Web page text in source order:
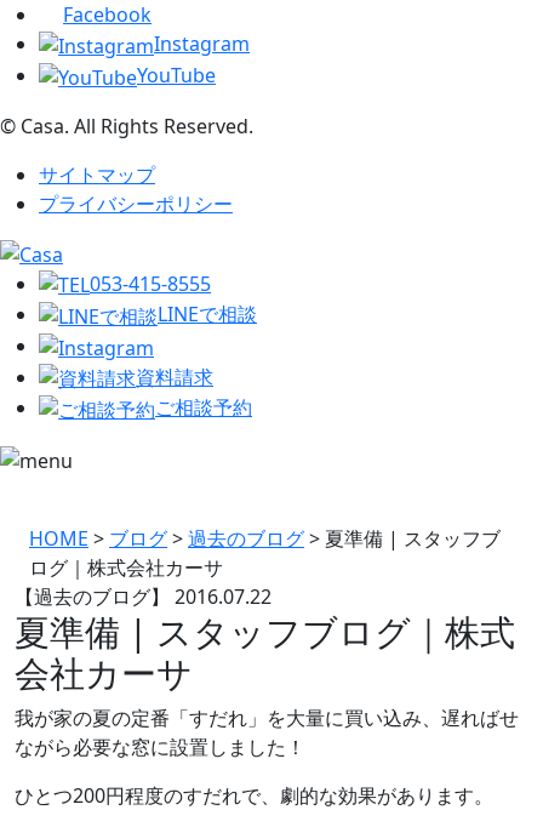
Facebook
Instagram
YouTube
© Casa. All Rights Reserved.
サイトマップ
プライバシーポリシー
053-415-8555
LINEで相談
資料請求
ご相談予約
HOME > ブログ>過去のブログ> 夏準備 | スタッフブ
ログ｜株式会社カーサ
【過去のブログ】 2016.07.22
夏準備 | スタッフブログ｜株式
会社カーサ
我が家の夏の定番「すだれ」を大量に買い込み、遅ればせ
ながら必要な窓に設置しました！
ひとつ200円程度のすだれで、劇的な効果があります。